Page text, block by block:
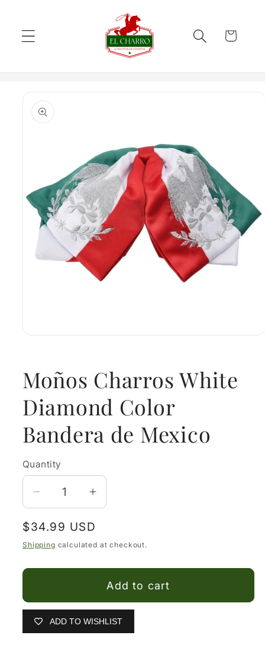
Cart
information
modal
Moños Charros White
Diamond Color
Bandera de Mexico
Quantity
Decrease
for
Moños
Color
Bandera
de
Increase
for
Moños
Diamond
Color
Bandera
de
Regular
price
$34.99 USD
Shipping calculated at checkout.
Add to cart
ADD TO WISHLIST